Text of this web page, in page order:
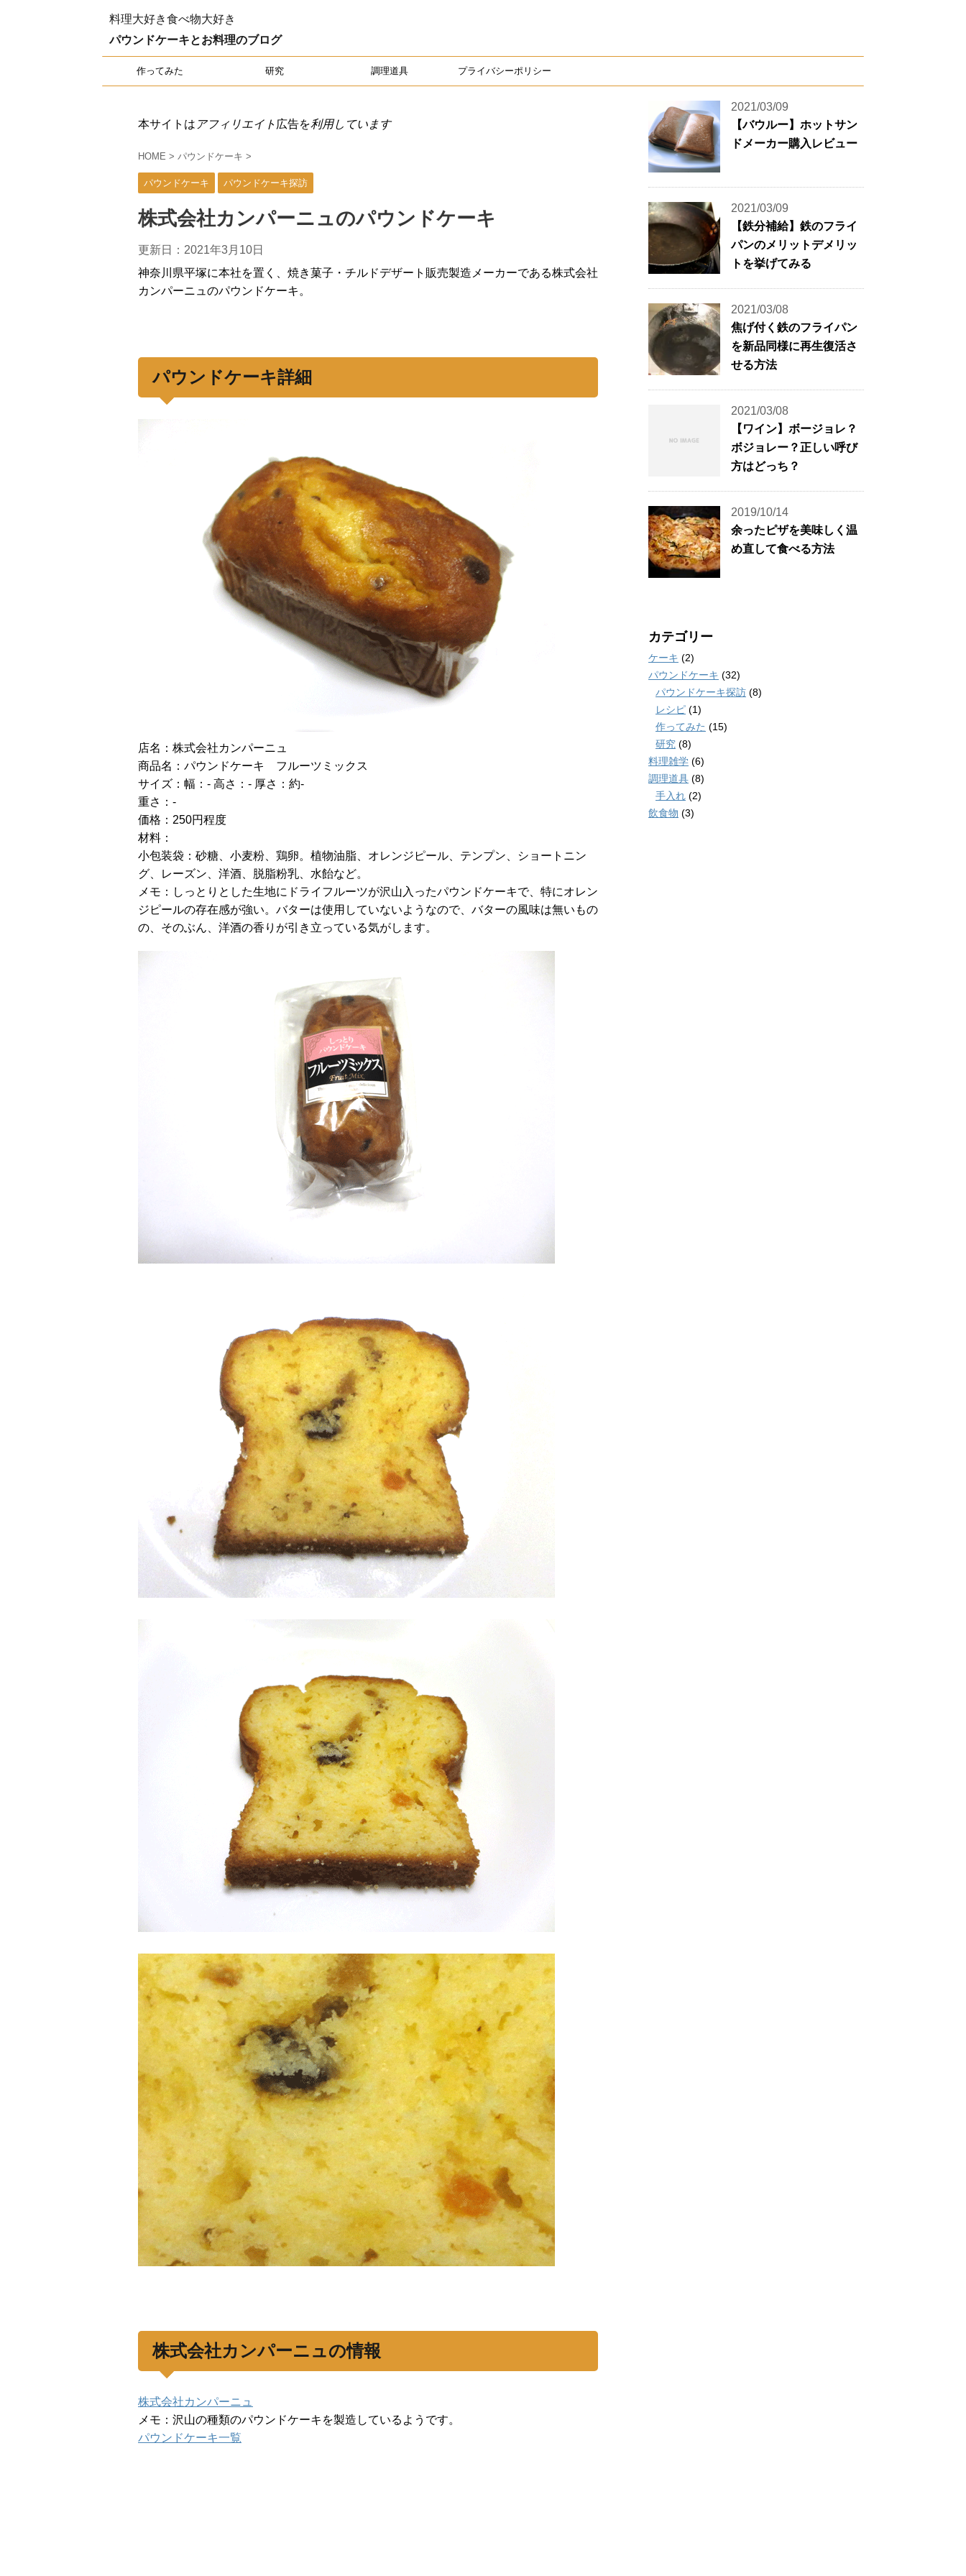
料理大好き食べ物大好き
パウンドケーキとお料理のブログ
作ってみた 研究 調理道具 プライバシーポリシー
本サイトは アフィリエイト 広告を利用しています
HOME > パウンドケーキ >
パウンドケーキ パウンドケーキ探訪
株式会社カンパーニュのパウンドケーキ
更新日： 2021年3月10日
神奈川県平塚に本社を置く、焼き菓子・チルドデザート販売製造メーカーである株式会社
カンパーニュのパウンドケーキ。
パウンドケーキ詳細
店名：株式会社カンパーニュ
商品名：パウンドケーキ フルーツミックス
サイズ：幅：- 高さ：- 厚さ：約-
重さ：-
価格：250円程度
材料：
小包装袋：砂糖、小麦粉、鶏卵。植物油脂、オレンジピール、テンプン、ショートニン
グ、レーズン、洋酒、脱脂粉乳、水飴など。
メモ：しっとりとした生地にドライフルーツが沢山入ったパウンドケーキで、特にオレン
ジピールの存在感が強い。バターは使用していないようなので、バターの風味は無いもの
の、そのぶん、洋酒の香りが引き立っている気がします。
株式会社カンパーニュの情報
株式会社カンパーニュ
メモ：沢山の種類のパウンドケーキを製造しているようです。
パウンドケーキ一覧
2021/03/09
【バウルー】ホットサン
ドメーカー購入レビュー
2021/03/09
【鉄分補給】鉄のフライ
パンのメリットデメリッ
トを挙げてみる
2021/03/08
焦げ付く鉄のフライパン
を新品同様に再生復活さ
せる方法
2021/03/08
【ワイン】ボージョレ？
ボジョレー？正しい呼び
方はどっち？
2019/10/14
余ったピザを美味しく温
め直して食べる方法
カテゴリー
ケーキ (2)
パウンドケーキ (32)
パウンドケーキ探訪 (8)
レシピ (1)
作ってみた (15)
研究 (8)
料理雑学 (6)
調理道具 (8)
手入れ (2)
飲食物 (3)